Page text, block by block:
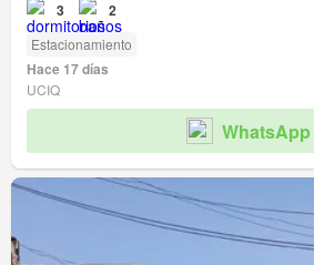
3 2
Estacionamiento
Hace 17 días
UCIQ
WhatsApp